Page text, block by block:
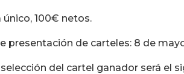
único, 100€ netos.
presentación de carteles: 8 de
del cartel ganador será el